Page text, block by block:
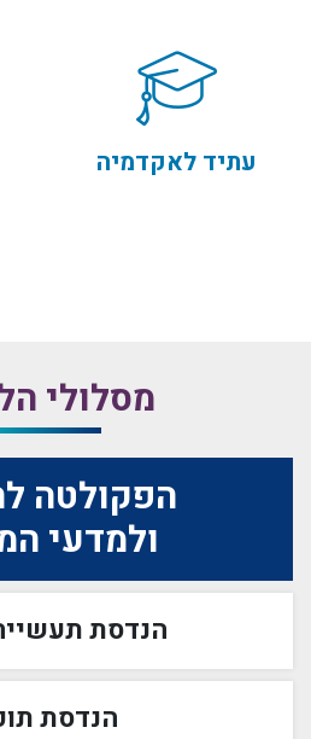
עתיד לאקדמיה
מסלולי
הפקולטה
ולמדעי
הנדסת
הנדסת